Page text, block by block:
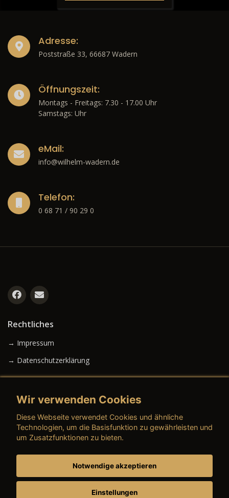
Adresse:
Poststraße 33, 66687 Wadern
Öffnungszeit:
Montags - Freitags: 7.30 - 17.00 Uhr
Samstags: Uhr
eMail:
info@wilhelm-wadern.de
Telefon:
0 68 71 / 90 29 0
Rechtliches
→ Impressum
→ Datenschutzerklärung
→ AGB (Gebrauchtwagen)
→ AGB (Dienstleistungen)
Wir verwenden Cookies
Diese Webseite verwendet Cookies und ähnliche
Technologien, um die Basisfunktion zu gewährleisten und
um Zusatzfunktionen zu bieten.
Notwendige akzeptieren
Einstellungen